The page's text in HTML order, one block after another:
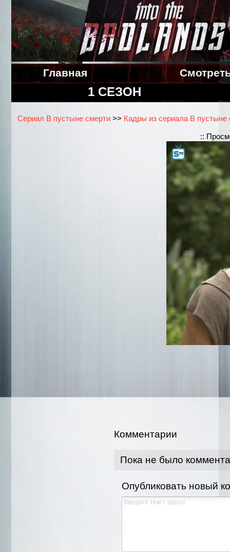
Главная
1 СЕЗОН
Сериал В пустыне смерти>> Кадры из сериала В пустыне
::
Комментарии
Пока не было
Опубликовать новый